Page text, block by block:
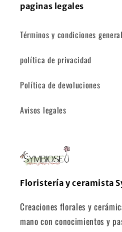
paginas legales
Términos y condiciones
política de privacidad
Política de devoluciones
Avisos legales
Floristería y ceramista
Creaciones florales y
mano con conocimientos y